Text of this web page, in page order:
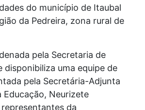
do município de Itaubal
da Pedreira, zona rural de
pela Secretaria de
disponibiliza uma equipe de
pela Secretária-Adjunta
Educação, Neurizete
da